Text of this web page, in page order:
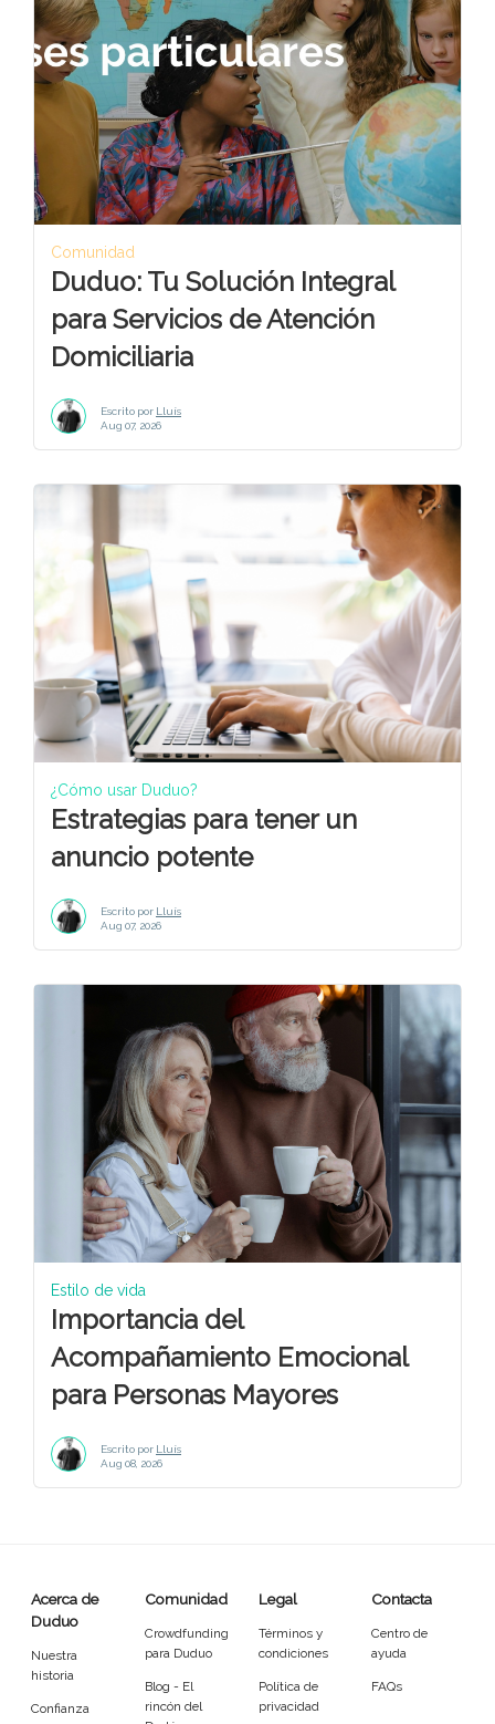
Comunidad
Duduo: Tu Solución Integral
para Servicios de Atención
Domiciliaria
Escrito por Lluís
Aug 07, 2026
¿Cómo usar Duduo?
Estrategias para tener un
anuncio potente
Escrito por Lluís
Aug 07, 2026
Estilo de vida
Importancia del
Acompañamiento Emocional
para Personas Mayores
Escrito por Lluís
Aug 08, 2026
Acerca de
Duduo
Nuestra
historia
Confianza
Comunidad
Crowdfunding
para Duduo
Blog - El
rincón del
Legal
Términos y
condiciones
Política de
privacidad
Contacta
Centro de
ayuda
FAQs